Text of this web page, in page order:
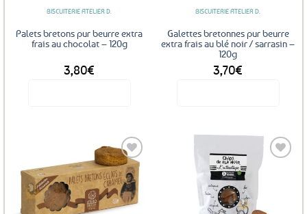
BISCUITERIE ATELIER D.
Palets bretons pur beurre extra
frais au chocolat – 120g
3,80€
BISCUITERIE ATELIER D.
Galettes bretonnes pur beurre
extra frais au blé noir / sarrasin –
120g
3,70€
Ajouter
aux
favoris